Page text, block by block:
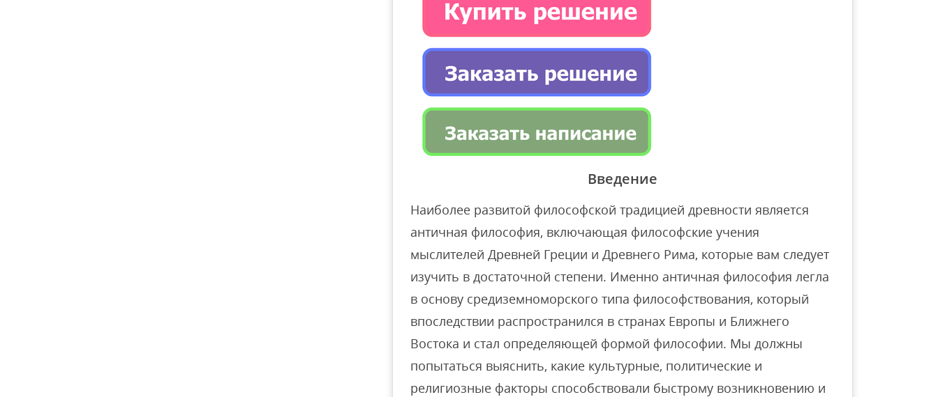
Введение
Наиболее развитой философской традицией древности является
античная философия, включающая философские учения
мыслителей Древней Греции и Древнего Рима, которые вам следует
изучить в достаточной степени. Именно античная философия легла
в основу средиземноморского типа философствования, который
впоследствии распространился в странах Европы и Ближнего
Востока и стал определяющей формой философии. Мы должны
попытаться выяснить, какие культурные, политические и
религиозные факторы способствовали быстрому возникновению и